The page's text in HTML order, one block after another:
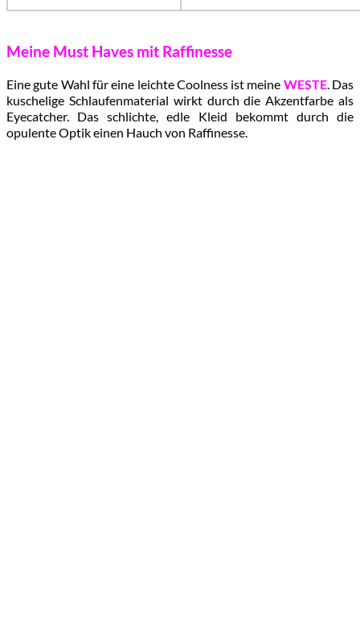
Meine Must Haves mit Raffinesse
Eine gute Wahl für eine leichte Coolness ist meine WESTE. Das
kuschelige Schlaufenmaterial wirkt durch die Akzentfarbe als
Eyecatcher. Das schlichte, edle Kleid bekommt durch die
opulente Optik einen Hauch von Raffinesse.